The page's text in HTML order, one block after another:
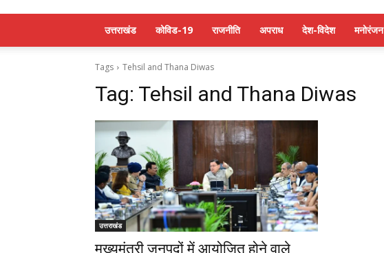
उत्तराखंड कोविड-19 राजनीति अपराध देश-विदेश मनोरंजन
Tags Tehsil and Thana Diwas
Tag: Tehsil and Thana Diwas
उत्तराखंड
मुख्यमंत्री जनपदों में आयोजित होने वाले